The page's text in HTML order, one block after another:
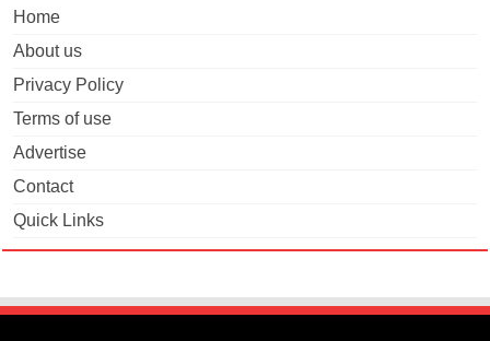
Home
About us
Privacy Policy
Terms of use
Advertise
Contact
Quick Links